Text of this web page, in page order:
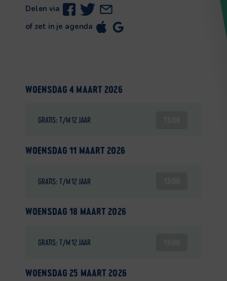
Delen via
of zet in je agenda
WOENSDAG 4 MAART 2026
GRATIS: T/M 12 JAAR
WOENSDAG 11 MAART 2026
GRATIS: T/M 12 JAAR
WOENSDAG 18 MAART 2026
GRATIS: T/M 12 JAAR
WOENSDAG 25 MAART 2026